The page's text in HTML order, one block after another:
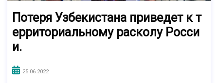
Потеря Узбекистана приведет к т
ерриториальному расколу Росси
и.
25.06.2022